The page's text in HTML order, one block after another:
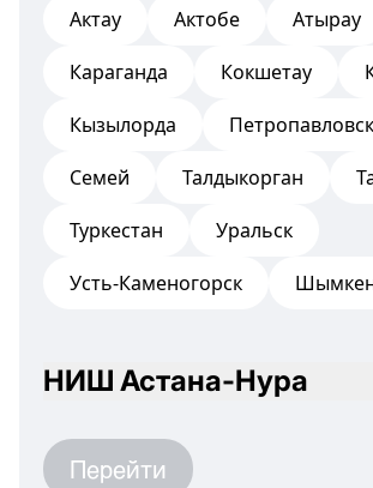
Актау
Актобе
Атырау
Караганда
Кокшетау
Кызылорда
Петропавловск
Семей
Талдыкорган
Туркестан
Уральск
Усть-Каменогорск
НИШ Астана-Нура
Перейти